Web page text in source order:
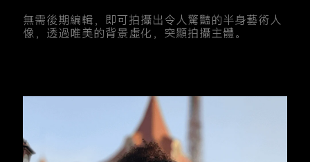
無需後期編輯，即可拍攝出令人驚豔的半身藝術人
像，透過唯美的背景虛化，突顯拍攝主體。